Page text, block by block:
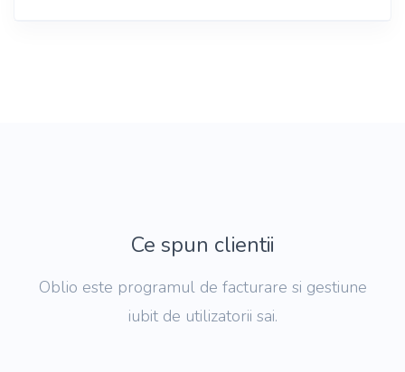
Ce spun clientii
Oblio este programul de facturare si gestiune
iubit de utilizatorii sai.